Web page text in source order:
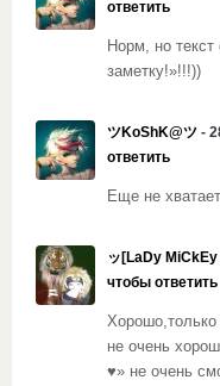
ответить
Норм, но
заметку!»!!!))
ツKoShK@ツ -
ответить
Еще не
ッ[LaDy
чтобы ответить
Хорошо,только
не очень
♥» не очень